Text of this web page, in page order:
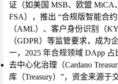
证（如美国 MSB、欧盟 MiCA
FSA），推出 “合规版智能合
（AML）、客户身份识别（
（GDPR）等监管要求，成为
一，2025 年合规领域 DApp 占
去中心化治理（Cardano
库（Treasury）”，资金来源于